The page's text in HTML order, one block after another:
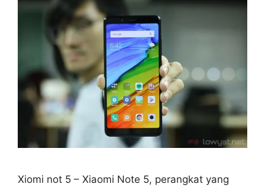
Xiomi not 5 – Xiaomi Note 5, perangkat yang